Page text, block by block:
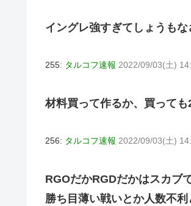
イングレ強すぎてしょうもな
255: タルコフ速報 2022/09/03(土)
材料買って作るか、買って
256: タルコフ速報 2022/09/03(土)
RGOだかRGDだかはスカブ
勝ち目薄い戦いとか人数不